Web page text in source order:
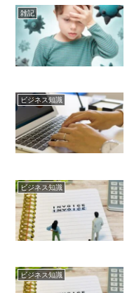
雑記
ビジネス知識
ビジネス知識
ビジネス知識